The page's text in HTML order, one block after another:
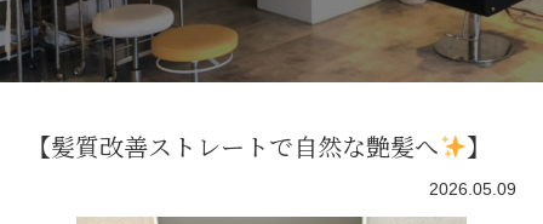
【髪質改善ストレートで自然な艶髪へ 】
2026.05.09